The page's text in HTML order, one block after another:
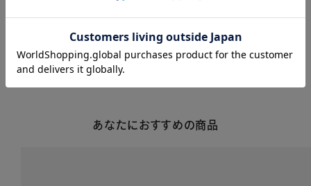
あなたにおすすめの商品